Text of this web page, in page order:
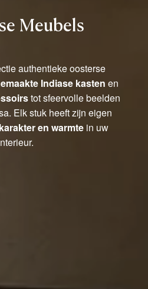
Meubels
authentieke oosterse
Indiase kasten en
tot sfeervolle beelden
Elk stuk heeft zijn eigen
karakter en warmte in uw